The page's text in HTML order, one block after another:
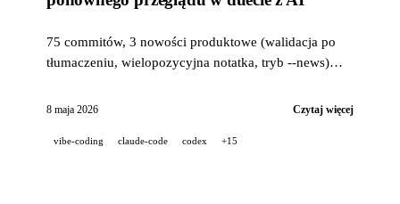
75 commitów, 3 nowości produktowe (walidacja po
tłumaczeniu, wielopozycyjna notatka, tryb --news)
testów, recenzja PR wspomagana przez AI) do dążenia
w duecie z AI.
8 maja 2026 Czytaj więcej
vibe-coding claude-code codex +15